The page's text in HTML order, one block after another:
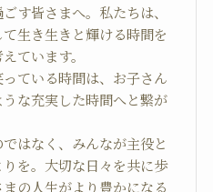
す皆さまへ。私たちは、
生き生きと輝ける時間を
ています。
ている時間は、お子さん
な充実した時間へと繋が
はなく、みんなが主役と
を。大切な日々を共に歩
の人生がより豊かになる